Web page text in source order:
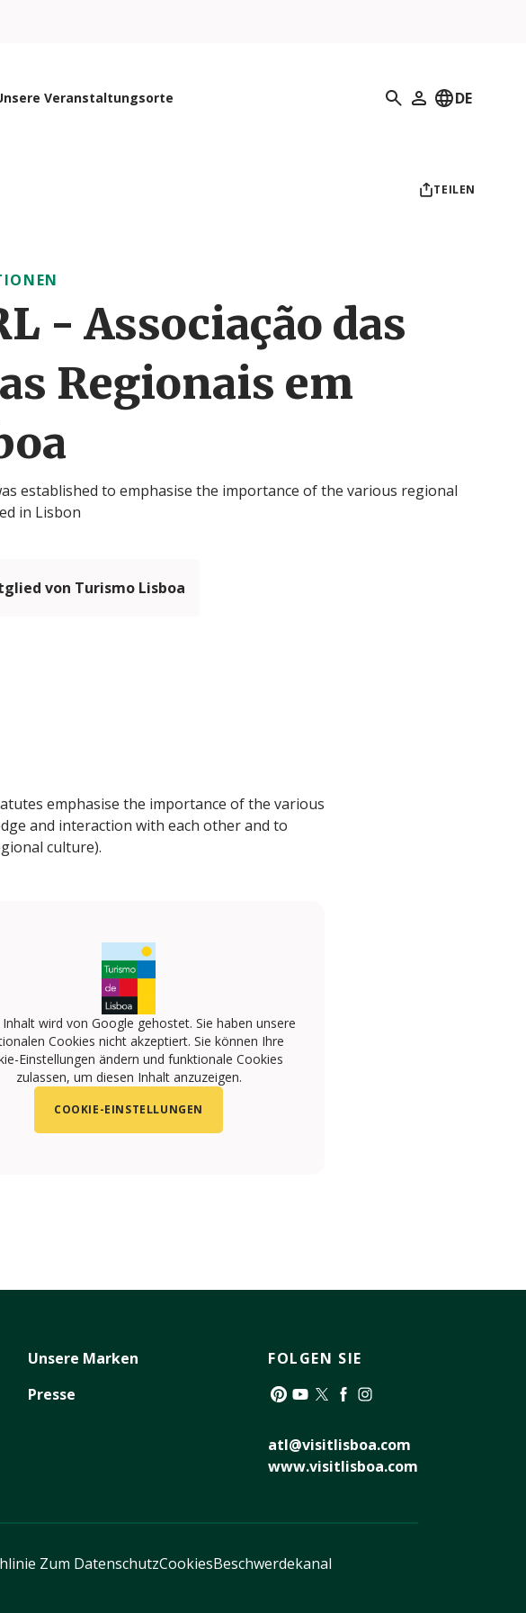
Veranstaltungsorte Suchen
Mein Profil
DE
TEILEN
- Associação das
Regionais em
established to emphasise the importance of the various regional
in Lisbon
von Turismo Lisboa
emphasise the importance of the various
and interaction with each other and to
culture).
wird von Google gehostet. Sie haben unsere
Cookies nicht akzeptiert. Sie können Ihre
Einstellungen ändern und funktionale Cookies
zulassen, um diesen Inhalt anzuzeigen.
COOKIE-EINSTELLUNGEN
Unsere Marken
Presse
FOLGEN SIE
atl@visitlisboa.com
www.visitlisboa.com
Zum DatenschutzCookiesBeschwerdekanal